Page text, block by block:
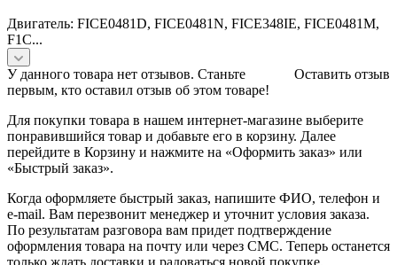
Двигатель: FICE0481D, FICE0481N, FICE348IE, FICE0481M,
F1C...
Оставить отзыв
У данного товара нет отзывов. Станьте
первым, кто оставил отзыв об этом товаре!
Для покупки товара в нашем интернет-магазине выберите
понравившийся товар и добавьте его в корзину. Далее
перейдите в Корзину и нажмите на «Оформить заказ» или
«Быстрый заказ».
Когда оформляете быстрый заказ, напишите ФИО, телефон и
e-mail. Вам перезвонит менеджер и уточнит условия заказа.
По результатам разговора вам придет подтверждение
оформления товара на почту или через СМС. Теперь останется
только ждать доставки и радоваться новой покупке.